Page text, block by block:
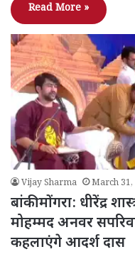
Read More »
Vijay Sharma March 31,
बांकीमोंगरा: धीरेंद्र
मोहम्मद अनवर
कहलाएंगे आदर्श दास